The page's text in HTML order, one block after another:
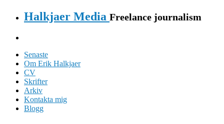
Halkjaer Media Freelance journalism
Senaste
Om Erik Halkjaer
CV
Skrifter
Arkiv
Kontakta mig
Blogg